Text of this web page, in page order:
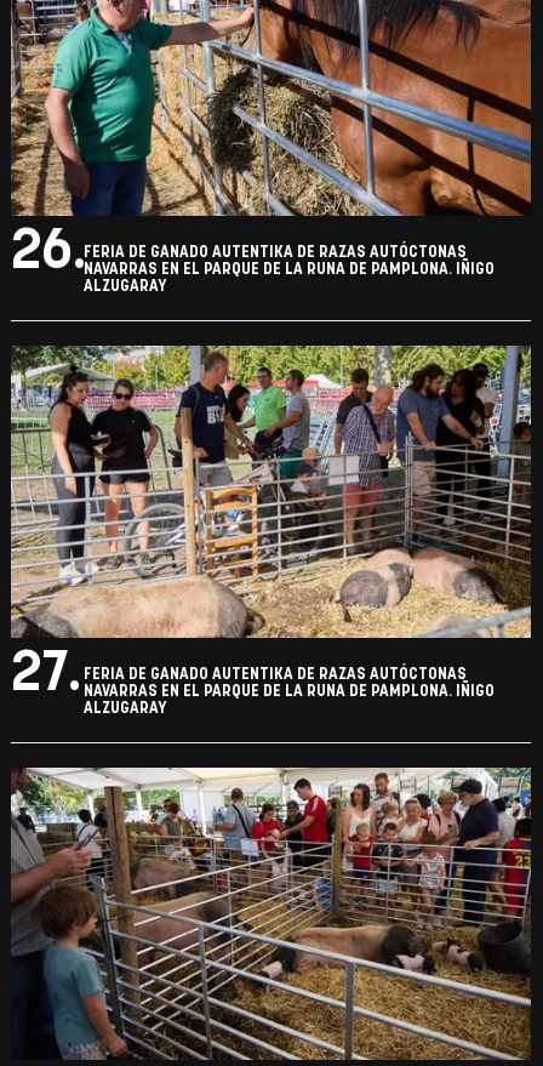
26.FERIA DE GANADO AUTENTIKA DE RAZAS AUTÓCTONAS
NAVARRAS EN EL PARQUE DE LA RUNA DE PAMPLONA. IÑIGO
ALZUGARAY
27. FERIA DE GANADO AUTENTIKA DE RAZAS AUTÓCTONAS
NAVARRAS EN EL PARQUE DE LA RUNA DE PAMPLONA. IÑIGO
ALZUGARAY